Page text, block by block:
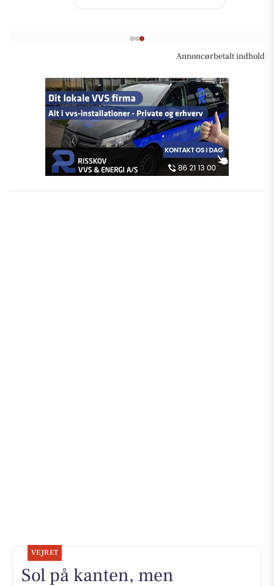
Annoncørbetalt indhold
VEJRET
Sol på kanten, men